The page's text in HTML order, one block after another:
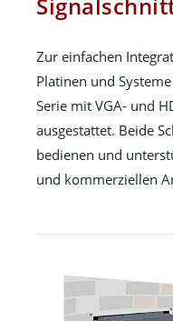
Zur einfachen
Platinen und
Serie mit VGA- und
ausgestattet. Beide
bedienen und
und kommerziellen